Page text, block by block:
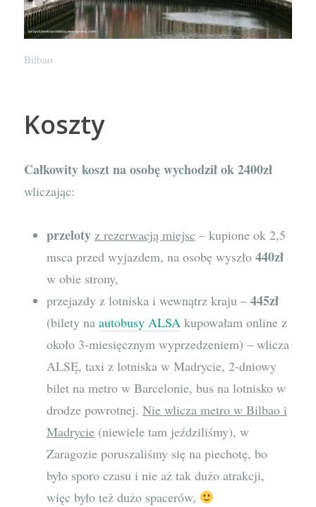
Bilbao
Koszty
Całkowity koszt na osobę wychodził ok 2400zł
wliczając:
przeloty z rezerwacją miejsc – kupione ok 2,5
msca przed wyjazdem, na osobę wyszło 440zł
w obie strony,
przejazdy z lotniska i wewnątrz kraju – 445zł
(bilety na autobusy ALSAkupowałam online z
około 3-miesięcznym wyprzedzeniem) – wlicza
ALSĘ, taxi z lotniska w Madrycie, 2-dniowy
bilet na metro w Barcelonie, bus na lotnisko w
drodze powrotnej. Nie wlicza metro w Bilbao i
Madrycie(niewiele tam jeździliśmy), w
Zaragozie poruszaliśmy się na piechotę, bo
było sporo czasu i nie aż tak dużo atrakcji,
więc było też dużo spacerów,